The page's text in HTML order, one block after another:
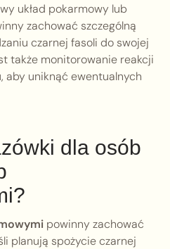
układ pokarmowy lub
zachować szczególną
czarnej fasoli do swojej
także monitorowanie reakcji
aby uniknąć ewentualnych
dla osób
powinny zachować
planują spożycie czarnej